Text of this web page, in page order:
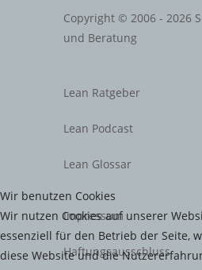
Copyright © 2006 - 2026
und Beratung
Lean Ratgeber
Lean Podcast
Lean Glossar
Impressum
Haftungsausschluss
Wir benutzen Cookies
Wir nutzen Cookies auf unserer
essenziell für den Betrieb der Seite,
diese Website und die